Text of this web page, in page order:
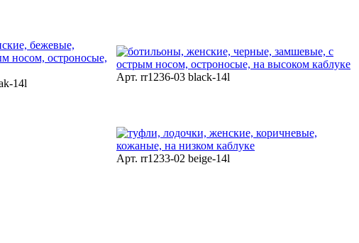
14l
Арт. rr1236-03 black-14l
Арт. rr1233-02 beige-14l